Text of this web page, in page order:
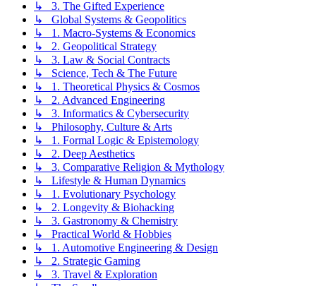
↳ 3. The Gifted Experience
↳ Global Systems & Geopolitics
↳ 1. Macro-Systems & Economics
↳ 2. Geopolitical Strategy
↳ 3. Law & Social Contracts
↳ Science, Tech & The Future
↳ 1. Theoretical Physics & Cosmos
↳ 2. Advanced Engineering
↳ 3. Informatics & Cybersecurity
↳ Philosophy, Culture & Arts
↳ 1. Formal Logic & Epistemology
↳ 2. Deep Aesthetics
↳ 3. Comparative Religion & Mythology
↳ Lifestyle & Human Dynamics
↳ 1. Evolutionary Psychology
↳ 2. Longevity & Biohacking
↳ 3. Gastronomy & Chemistry
↳ Practical World & Hobbies
↳ 1. Automotive Engineering & Design
↳ 2. Strategic Gaming
↳ 3. Travel & Exploration